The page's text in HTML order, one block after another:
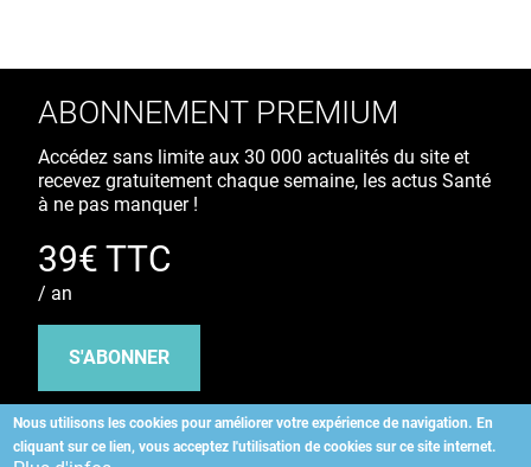
Nous utilisons les cookies pour améliorer votre expérience de navigation. En
cliquant sur ce lien, vous acceptez l'utilisation de cookies sur ce site internet.
ABONNEMENT PREMIUM
Accédez sans limite aux 30 000 actualités du site et
recevez gratuitement chaque semaine, les actus Santé
à ne pas manquer !
39€ TTC
/ an
S'ABONNER
Copyright©2026 ALLIEDHEALTH